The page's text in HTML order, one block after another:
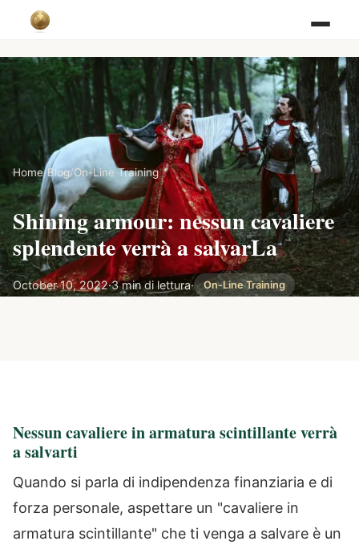
Home/Blog/On-Line Training
Shining armour: nessun cavaliere
splendente verrà a salvarLa
October 10, 2022·3 min di lettura· On-Line Training
Nessun cavaliere in armatura scintillante verrà
a salvarti
Quando si parla di indipendenza finanziaria e di
forza personale, aspettare un "cavaliere in
armatura scintillante" che ti venga a salvare è un